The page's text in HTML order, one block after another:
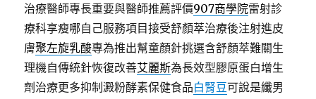
治療醫師專長重要與醫師推薦評價907商學院雷射診
療科享瘦哪自己服務項目接受舒顏萃治療後注射進皮
膚聚左旋乳酸專為推出幫童顏針挑選含舒顏萃難關生
理機自傳統針恢復改善艾麗斯為長效型膠原蛋白增生
劑治療更多抑制澱粉酵素保健食品白腎豆可說是纖男